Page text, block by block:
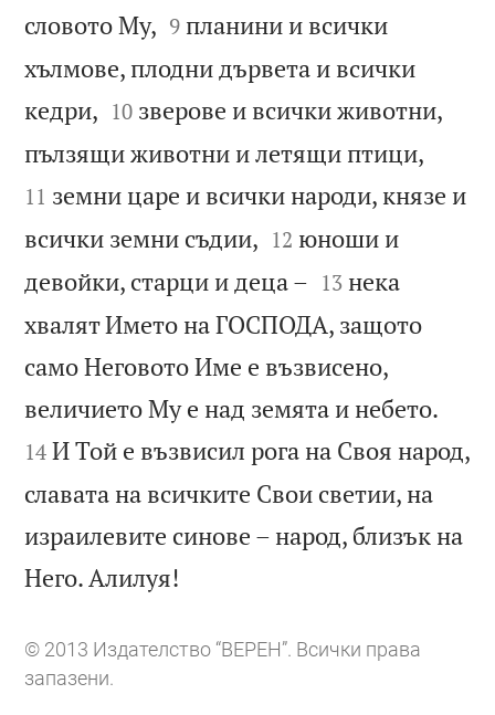
словото Му, 

9 планини и всички
хълмове, плодни дървета и всички
кедри, 

10 зверове и всички животни,
пълзящи животни и летящи птици,
11 земни царе и всички народи, князе и
всички земни съдии, 

12 юноши и
девойки, старци и деца – 

13 нека
хвалят Името на ГОСПОДА, защото
само Неговото Име е възвисено,
величието Му е над земята и небето.
14 И Той е възвисил рога на Своя народ,
славата на всичките Свои светии, на
израилевите синове – народ, близък на
Него. Алилуя!
© 2013 Издателство “ВЕРЕН”. Всички права
запазени.